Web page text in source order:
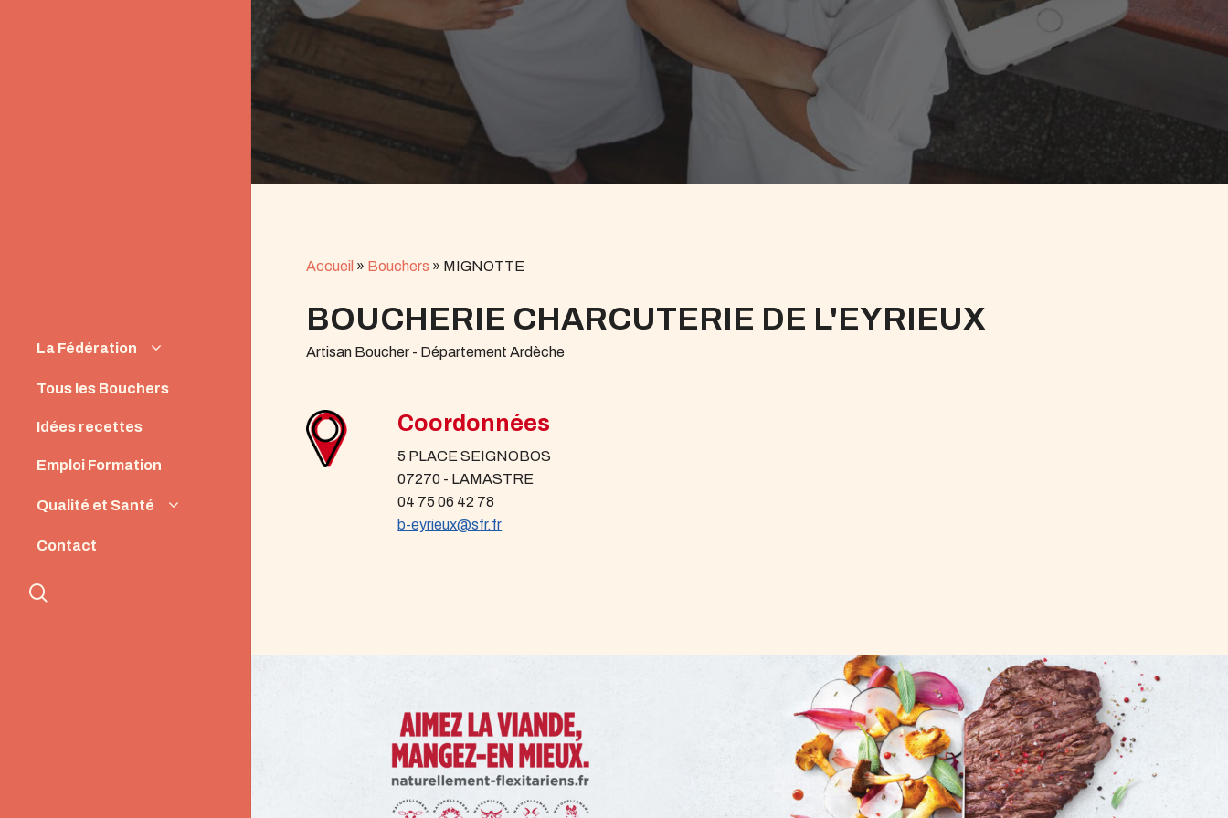
La Fédération
Instances
Tous les Bouchers
Idées recettes
Emploi Formation
Qualité et Santé
Origine et Qualité
Contact
Accueil » Bouchers » MIGNOTTE
BOUCHERIE CHARCUTERIE DE L'EYRIEUX
Artisan Boucher - Département Ardèche
Coordonnées
5 PLACE SEIGNOBOS
07270 - LAMASTRE
04 75 06 42 78
b-eyrieux@sfr.fr